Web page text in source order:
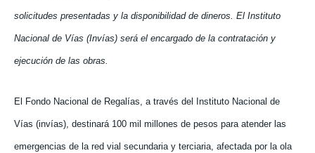
INSTITUCIONAL
PUATE CON NOSOTROS
INSTITUCIONAL
PUATE CON NOSOTROS
INSTITUCIONAL
PUATE CON NOSOTROS
INSTITUCIONAL
PUATE CON NOSOTROS
solicitudes presentadas y la disponibilidad de dineros. El Instituto
Nacional de Vías (Invías) será el encargado de la contratación y
ejecución de las obras.
El Fondo Nacional de Regalías, a través del Instituto Nacional de
Vías (invías), destinará 100 mil millones de pesos para atender las
emergencias de la red vial secundaria y terciaria, afectada por la ola